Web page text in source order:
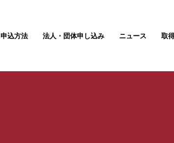
申込方法 法人・団体申し込み ニュース 取